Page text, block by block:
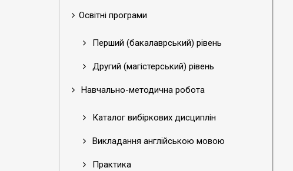
Освітні програми
Перший (бакалаврський) рівень
Другий (магістерський) рівень
Навчально-методична робота
Каталог вибіркових дисциплін
Викладання англійською мовою
Практика